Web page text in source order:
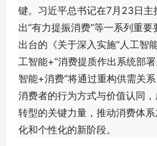
键。习近平总书记在7月23日主
出“有力提振消费”等一系列重
出台的《关于深入实施“人工智
工智能+”消费提质作出系统部
智能+消费”将通过重构供需关
消费者的行为方式与价值认同
转型的关键力量，推动消费体
化和个性化的新阶段。